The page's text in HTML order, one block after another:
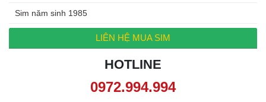
Sim năm sinh 1985
LIÊN HỆ MUA SIM
HOTLINE
0972.994.994